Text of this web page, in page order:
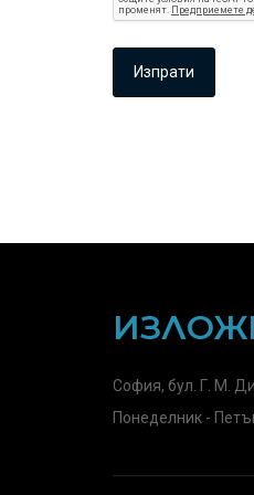
София, бул. Г. М.
Понеделник -